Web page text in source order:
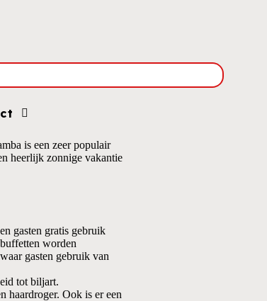
is een zeer populair
heerlijk zonnige vakantie
gasten gratis gebruik
worden
gasten gebruik van
tot biljart.
haardroger. Ook is er een